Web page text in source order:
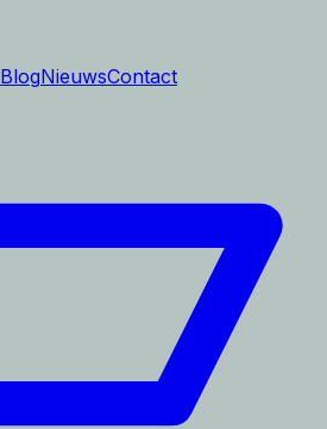
BlogNieuwsContact